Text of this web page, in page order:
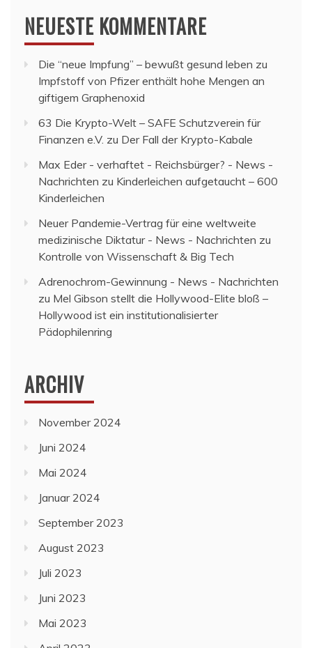
NEUESTE KOMMENTARE
Die “neue Impfung” – bewußt gesund leben zu
Impfstoff von Pfizer enthält hohe Mengen an
giftigem Graphenoxid
63 Die Krypto-Welt – SAFE Schutzverein für
Finanzen e.V. zu Der Fall der Krypto-Kabale
Max Eder - verhaftet - Reichsbürger? - News -
Nachrichten zu Kinderleichen aufgetaucht – 600
Kinderleichen
Neuer Pandemie-Vertrag für eine weltweite
medizinische Diktatur - News - Nachrichten zu
Kontrolle von Wissenschaft & Big Tech
Adrenochrom-Gewinnung - News - Nachrichten
zu Mel Gibson stellt die Hollywood-Elite bloß –
Hollywood ist ein institutionalisierter
Pädophilenring
ARCHIV
November 2024
Juni 2024
Mai 2024
Januar 2024
September 2023
August 2023
Juli 2023
Juni 2023
Mai 2023